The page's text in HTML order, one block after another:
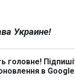
Украине!
головне!
в